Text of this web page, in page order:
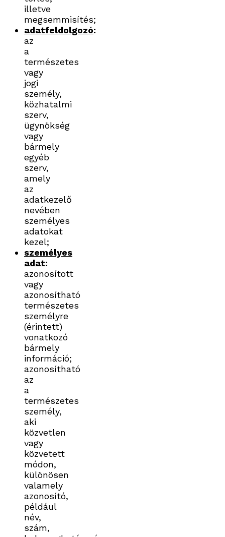
illetve
megsemmisítés;
adatfeldolgozó:
az
a
természetes
vagy
jogi
személy,
közhatalmi
szerv,
ügynökség
vagy
bármely
egyéb
szerv,
amely
az
adatkezelő
nevében
személyes
adatokat
kezel;
személyes
adat:
azonosított
vagy
azonosítható
természetes
személyre
(érintett)
vonatkozó
bármely
információ;
azonosítható
az
a
természetes
személy,
aki
közvetlen
vagy
közvetett
módon,
különösen
valamely
azonosító,
például
név,
szám,